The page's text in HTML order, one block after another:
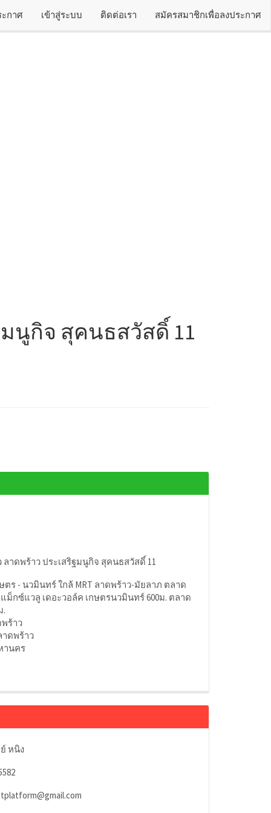
กาศ เข้าสู่ระบบ ติดต่อเรา สมัครสมาชิกเพื่อลงประกาศ
นูกิจ สุคนธสวัสดิ์ 11
ลาดพร้าว ประเสริฐมนูกิจ สุคนธสวัสดิ์ 11
ตร - นวมินทร์ ใกล้ MRT ลาดพร้าว-มัยลาภ ตลาด
ม็กซ์แวลู เดอะวอล์ค เกษตรนวมินทร์ 600ม. ตลาด
.
ร้าว
าดพร้าว
านคร
หนิง